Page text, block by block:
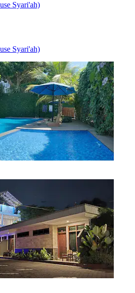
Syari'ah)
Syari'ah)